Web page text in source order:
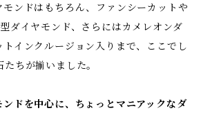
ンドはもちろん、ファンシーカットや
ダイヤモンド、さらにはカメレオンダ
トインクルージョン入りまで、ここでし
ちが揃いました。
ンドを中心に、ちょっとマニアックなダ